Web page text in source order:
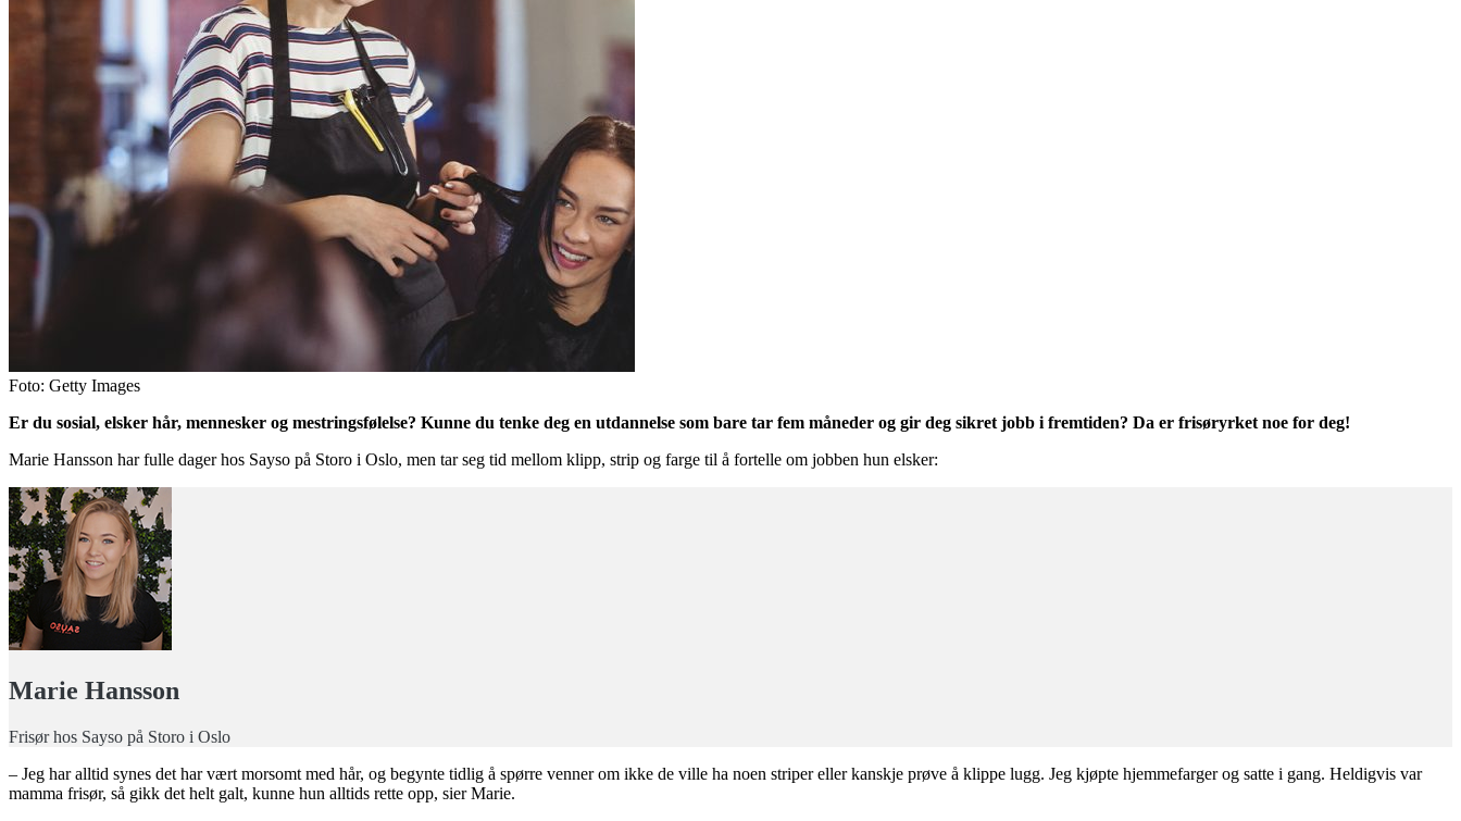
Foto: Getty Images
Er du sosial, elsker hår, mennesker og mestringsfølelse? Kunne du tenke deg en utdannelse som bare tar fem måneder og gir deg sikret jobb i fremtiden? Da er frisøryrket noe for deg!
Marie Hansson har fulle dager hos Sayso på Storo i Oslo, men tar seg tid mellom klipp, strip og farge til å fortelle om jobben hun elsker:
Marie Hansson
Frisør hos Sayso på Storo i Oslo
– Jeg har alltid synes det har vært morsomt med hår, og begynte tidlig å spørre venner om ikke de ville ha noen striper eller kanskje prøve å klippe lugg. Jeg kjøpte hjemmefarger og satte i gang. Heldigvis var
mamma frisør, så gikk det helt galt, kunne hun alltids rette opp, sier Marie.